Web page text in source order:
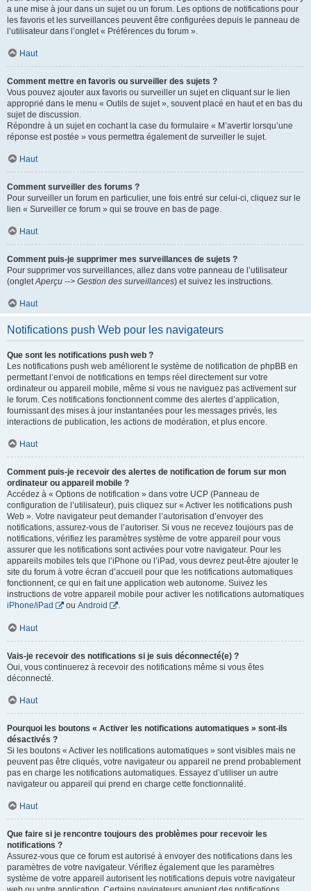
a une mise à jour dans un sujet ou un forum. Les options de notifications pour
les favoris et les surveillances peuvent être configurées depuis le panneau de
l’utilisateur dans l’onglet « Préférences du forum ».
Haut
Comment mettre en favoris ou surveiller des sujets ?
Vous pouvez ajouter aux favoris ou surveiller un sujet en cliquant sur le lien
approprié dans le menu « Outils de sujet », souvent placé en haut et en bas du
sujet de discussion.
Répondre à un sujet en cochant la case du formulaire « M’avertir lorsqu’une
réponse est postée » vous permettra également de surveiller le sujet.
Haut
Comment surveiller des forums ?
Pour surveiller un forum en particulier, une fois entré sur celui-ci, cliquez sur le
lien « Surveiller ce forum » qui se trouve en bas de page.
Haut
Comment puis-je supprimer mes surveillances de sujets ?
Pour supprimer vos surveillances, allez dans votre panneau de l’utilisateur
(ongletAperçu --> Gestion des surveillances) et suivez les instructions.
Haut
Notifications push Web pour les navigateurs
Que sont les notifications push web ?
Les notifications push web améliorent le système de notification de phpBB en
permettant l’envoi de notifications en temps réel directement sur votre
ordinateur ou appareil mobile, même si vous ne naviguez pas activement sur
le forum. Ces notifications fonctionnent comme des alertes d’application,
fournissant des mises à jour instantanées pour les messages privés, les
interactions de publication, les actions de modération, et plus encore.
Haut
Comment puis-je recevoir des alertes de notification de forum sur mon
ordinateur ou appareil mobile ?
Accédez à « Options de notification » dans votre UCP (Panneau de
configuration de l’utilisateur), puis cliquez sur « Activer les notifications push
Web ». Votre navigateur peut demander l’autorisation d’envoyer des
notifications, assurez-vous de l’autoriser. Si vous ne recevez toujours pas de
notifications, vérifiez les paramètres système de votre appareil pour vous
assurer que les notifications sont activées pour votre navigateur. Pour les
appareils mobiles tels que l’iPhone ou l’iPad, vous devrez peut-être ajouter le
site du forum à votre écran d’accueil pour que les notifications automatiques
fonctionnent, ce qui en fait une application web autonome. Suivez les
instructions de votre appareil mobile pour activer les notifications automatiques
iPhone/iPad
ou Android .
Haut
Vais-je recevoir des notifications si je suis déconnecté(e) ?
Oui, vous continuerez à recevoir des notifications même si vous êtes
déconnecté.
Haut
Pourquoi les boutons « Activer les notifications automatiques » sont-ils
désactivés ?
Si les boutons « Activer les notifications automatiques » sont visibles mais ne
peuvent pas être cliqués, votre navigateur ou appareil ne prend probablement
pas en charge les notifications automatiques. Essayez d’utiliser un autre
navigateur ou appareil qui prend en charge cette fonctionnalité.
Haut
Que faire si je rencontre toujours des problèmes pour recevoir les
notifications ?
Assurez-vous que ce forum est autorisé à envoyer des notifications dans les
paramètres de votre navigateur. Vérifiez également que les paramètres
système de votre appareil autorisent les notifications depuis votre navigateur